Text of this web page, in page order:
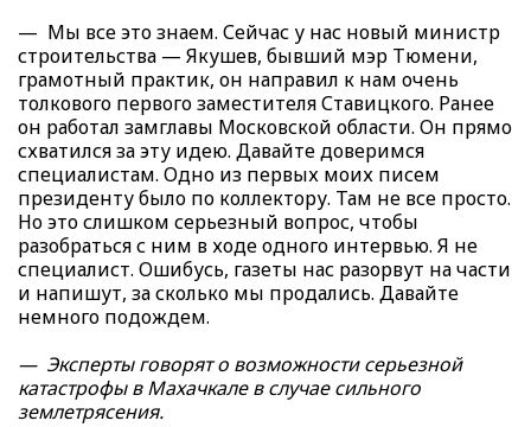
— Мы все это знаем. Сейчас у нас новый министр
строительства — Якушев, бывший мэр Тюмени,
грамотный практик, он направил к нам очень
толкового первого заместителя Ставицкого. Ранее
он работал замглавы Московской области. Он прямо
схватился за эту идею. Давайте доверимся
специалистам. Одно из первых моих писем
президенту было по коллектору. Там не все просто.
Но это слишком серьезный вопрос, чтобы
разобраться с ним в ходе одного интервью. Я не
специалист. Ошибусь, газеты нас разорвут на части
и напишут, за сколько мы продались. Давайте
немного подождем.
— Эксперты говорят о возможности серьезной
катастрофы в Махачкале в случае сильного
землетрясения.